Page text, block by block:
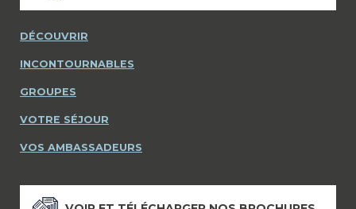
DÉCOUVRIR
INCONTOURNABLES
GROUPES
VOTRE SÉJOUR
VOS AMBASSADEURS